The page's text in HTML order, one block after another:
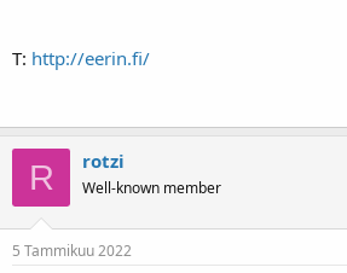
T: http://eerin.fi/
R rotzi
Well-known member
5 Tammikuu 2022